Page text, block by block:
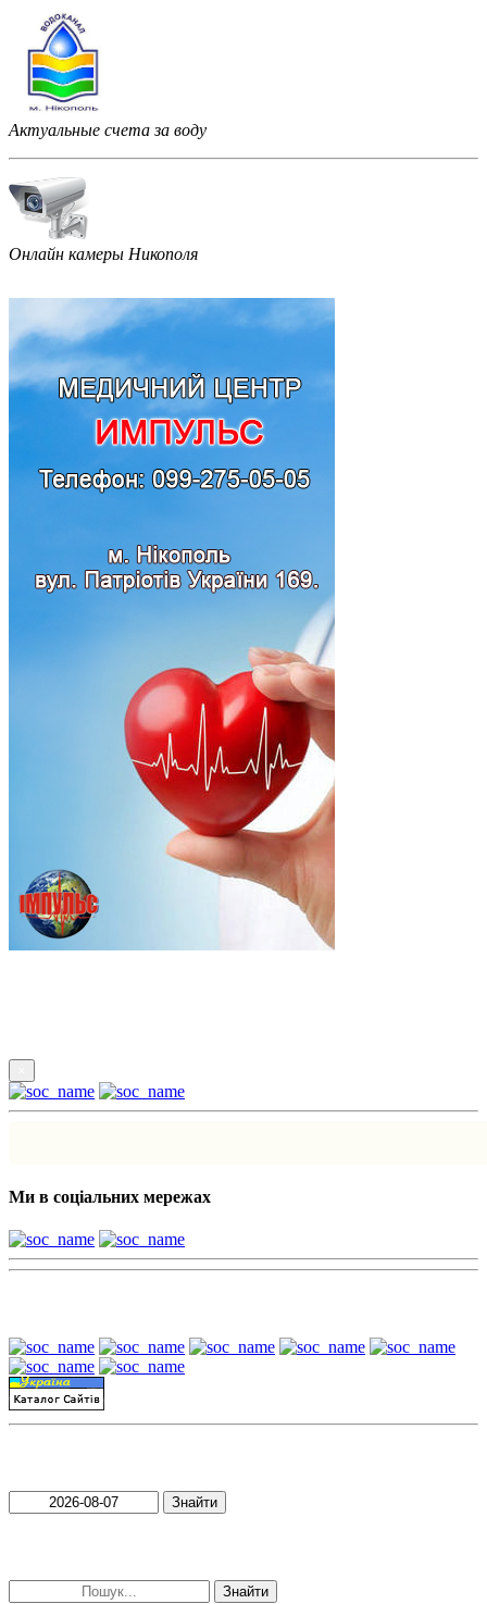
Актуальные счета за воду
Онлайн камеры Никополя
Ми в соціальних мережах
Знайти
Знайти